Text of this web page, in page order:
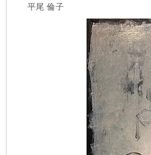
平尾 倫子